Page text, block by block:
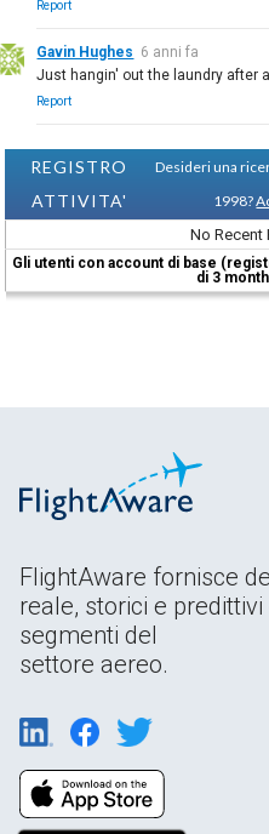
Report
Gavin Hughes 6 anni fa
Just hangin' out the laundry after
Report
REGISTRO
ATTIVITA'
Desideri una
1998?
No Recent
Gli utenti con account di base
di 3
FlightAware fornisce
reale, storici e
segmenti del
settore aereo.